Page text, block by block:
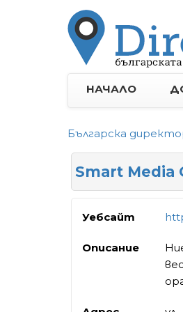
НАЧАЛО
Българска
Smart Media
Уебсайт
Описание